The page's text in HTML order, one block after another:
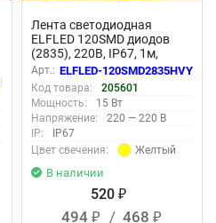
Лента светодиодная
ELFLED 120SMD диодов
(2835), 220В, IP67, 1м,
желтый
Арт.: ELFLED-120SMD2835HVY
Код товара:
205601
Мощность:
15 Вт
Напряжение:
220 — 220 В
IP:
IP67
Цвет свечения:
Желтый
В наличии
520 ₽
494 ₽ / 468 ₽